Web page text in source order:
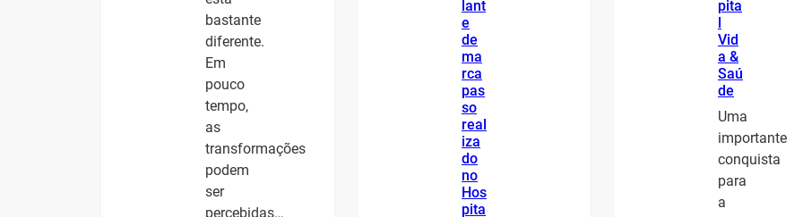
bastante
diferente.
Em
pouco
tempo,
as
transformações
podem
ser
percebidas…
lant
e
de
ma
rca
pas
so
real
iza
do
no
Hos
pita
pita
Vid
a &
Saú
de
Uma
importante
conquista
para
a